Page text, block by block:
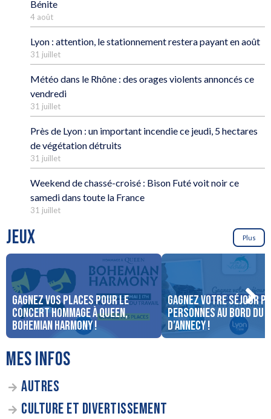
Bénite
4 août
Lyon : attention, le stationnement restera payant en août
31 juillet
Météo dans le Rhône : des orages violents annoncés ce
vendredi
31 juillet
Près de Lyon : un important incendie ce jeudi, 5 hectares
de végétation détruits
31 juillet
Weekend de chassé-croisé : Bison Futé voit noir ce
samedi dans toute la France
31 juillet
JEUX Plus
Gagnez vos places pour le
concert Hommage à Queen,
Bohemian Harmony !
Gagnez votre séjour
personnes au bord du
d’Annecy !
MES INFOS
AUTRES
CULTURE ET DIVERTISSEMENT